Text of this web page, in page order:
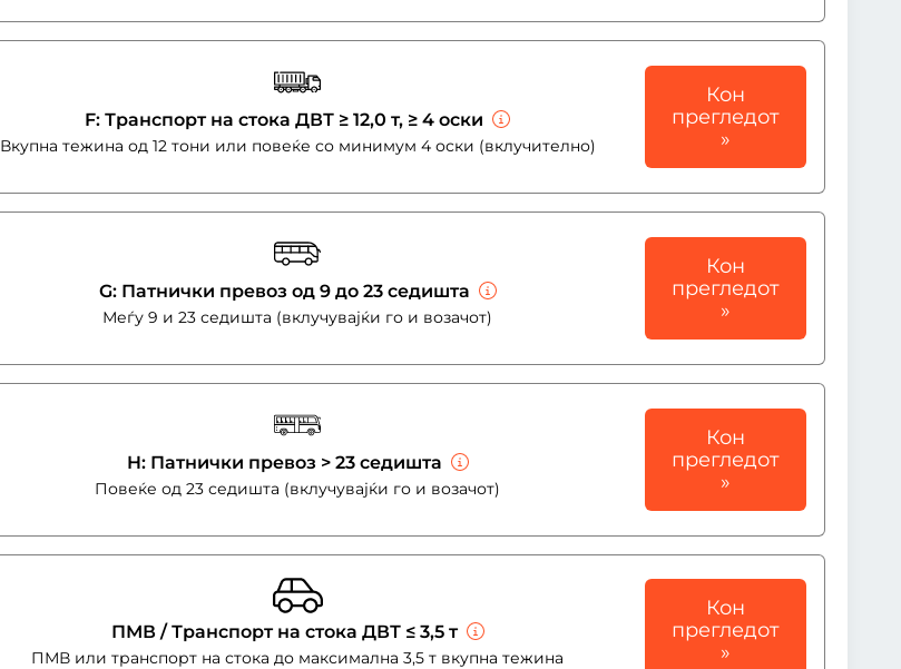
F: Транспорт на стока ДВТ ≥ 12,0 т, ≥ 4 оски
Вкупна тежина од 12 тони или повеќе со минимум 4 оски (вклучително)
Кон
прегледот
»
G: Патнички превоз од 9 до 23 седишта
Меѓу 9 и 23 седишта (вклучувајќи го и возачот)
Кон
прегледот
»
H: Патнички превоз > 23 седишта
Повеќе од 23 седишта (вклучувајќи го и возачот)
Кон
прегледот
»
ПМВ / Транспорт на стока ДВТ ≤ 3,5 т
ПМВ или транспорт на стока до максимална 3,5 т вкупна тежина
Кон
прегледот
»